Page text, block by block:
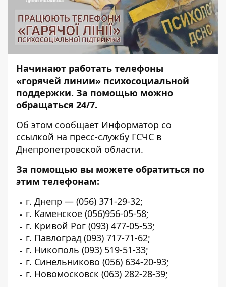
Начинают работать телефоны
«горячей линии» психосоциальной
поддержки. За помощью можно
обращаться 24/7.
Об этом сообщает Информатор со
ссылкой на пресс-службу ГСЧС в
Днепропетровской области.
За помощью вы можете обратиться по
этим телефонам:
г. Днепр — (056) 371-29-32;
г. Каменское (056)956-05-58;
г. Кривой Рог (093) 477-05-53;
г. Павлоград (093) 717-71-62;
г. Никополь (093) 519-51-33;
г. Синельниково (056) 634-20-93;
г. Новомосковск (063) 282-28-39;